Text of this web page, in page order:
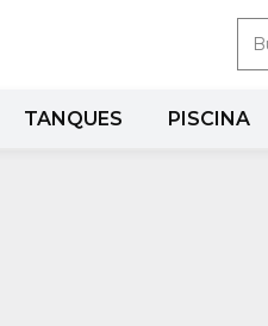
TANQUES PISCINA